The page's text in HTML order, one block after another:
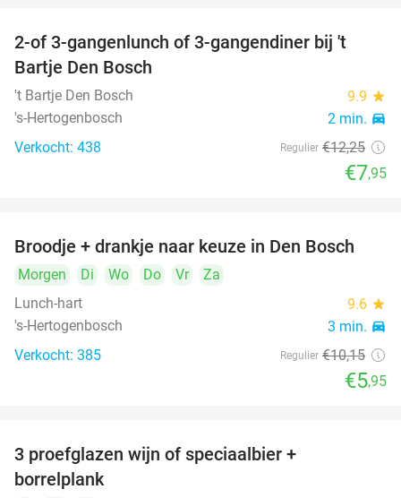
35%
2-of 3-gangenlunch of 3-gangendiner bij 't
Bartje Den Bosch
't Bartje Den Bosch 9.9 star
's-Hertogenbosch 2 min. directions_car
Verkocht: 438 Regulier €12,25
€7,95
41%
Broodje + drankje naar keuze in Den Bosch
Morgen Di Wo Do Vr
Za
Lunch-hart
9.6 star
's-Hertogenbosch 3 min. directions_car
Verkocht: 385 Regulier €10,15
€5,95
3 proefglazen wijn of speciaalbier +
borrelplank